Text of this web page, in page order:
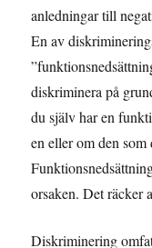
anledningar till
En av
diskriminera på
du själv har en
en eller om den
orsaken. Det räcker
Diskriminering